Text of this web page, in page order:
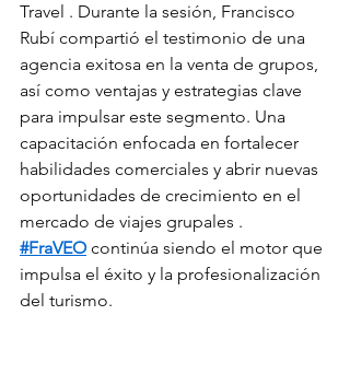
Travel . Durante la sesión, Francisco
Rubí compartió el testimonio de una
agencia exitosa en la venta de grupos,
así como ventajas y estrategias clave
para impulsar este segmento. Una
capacitación enfocada en fortalecer
habilidades comerciales y abrir nuevas
oportunidades de crecimiento en el
mercado de viajes grupales .
#FraVEO continúa siendo el motor que
impulsa el éxito y la profesionalización
del turismo.